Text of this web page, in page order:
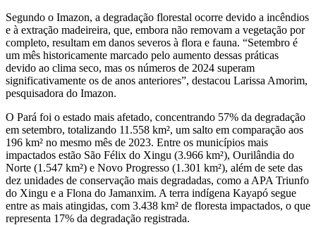
Segundo o Imazon, a degradação florestal ocorre devido a incêndios
e à extração madeireira, que, embora não removam a vegetação por
completo, resultam em danos severos à flora e fauna. “Setembro é
um mês historicamente marcado pelo aumento dessas práticas
devido ao clima seco, mas os números de 2024 superam
significativamente os de anos anteriores”, destacou Larissa Amorim,
pesquisadora do Imazon.
O Pará foi o estado mais afetado, concentrando 57% da degradação
em setembro, totalizando 11.558 km², um salto em comparação aos
196 km² no mesmo mês de 2023. Entre os municípios mais
impactados estão São Félix do Xingu (3.966 km²), Ourilândia do
Norte (1.547 km²) e Novo Progresso (1.301 km²), além de sete das
dez unidades de conservação mais degradadas, como a APA Triunfo
do Xingu e a Flona do Jamanxim. A terra indígena Kayapó segue
entre as mais atingidas, com 3.438 km² de floresta impactados, o que
representa 17% da degradação registrada.